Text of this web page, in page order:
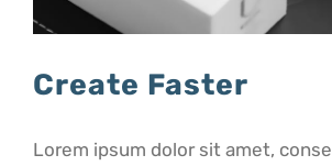
Create Faster
Lorem ipsum dolor sit amet,